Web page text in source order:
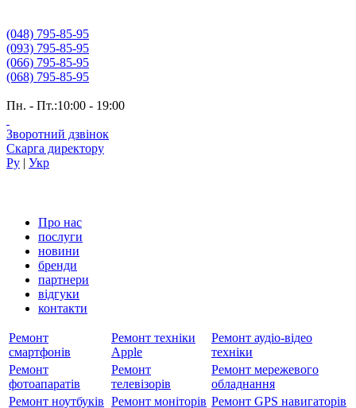
(048) 795-85-95
(093) 795-85-95
(066) 795-85-95
(068) 795-85-95
Пн. - Пт.:10:00 - 19:00
Зворотний дзвінок
Скарга директору
Ру | Укр
Про нас
послуги
новини
бренди
партнери
вiдгуки
контакти
Ремонт
смартфонів
Ремонт техніки
Apple
Ремонт аудіо-відео
техніки
Ремонт
фотоапаратів
Ремонт
телевізорів
Ремонт мережевого
обладнання
Ремонт ноутбуків Ремонт моніторів Ремонт GPS навигаторів